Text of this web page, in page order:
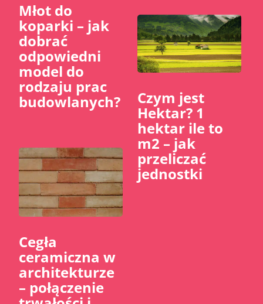
Młot do
koparki – jak
dobrać
odpowiedni
model do
rodzaju prac
budowlanych?
Cegła
ceramiczna w
architekturze
– połączenie
Czym jest
Hektar? 1
hektar ile to
m2 – jak
przeliczać
jednostki